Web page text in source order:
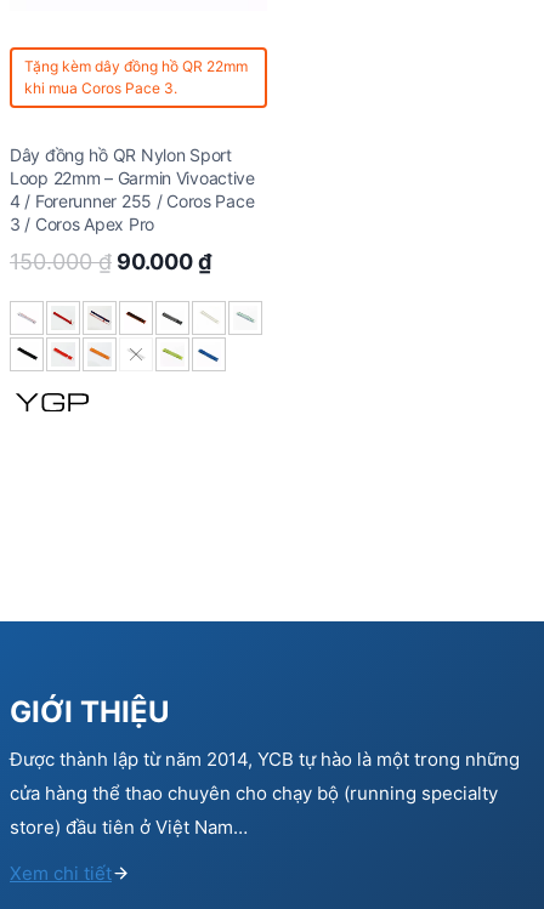
Tặng kèm dây đồng hồ QR 22mm
khi mua Coros Pace 3.
Dây đồng hồ QR Nylon Sport
Loop 22mm – Garmin Vivoactive
4 / Forerunner 255 / Coros Pace
3 / Coros Apex Pro
150.000₫ Original
was:
150.000 ₫.
90.000₫Current
is:
90.000 ₫.
GIỚI THIỆU
Được thành lập từ năm 2014, YCB tự hào là một trong những
cửa hàng thể thao chuyên cho chạy bộ (running specialty
store) đầu tiên ở Việt Nam…
Xem chi tiết